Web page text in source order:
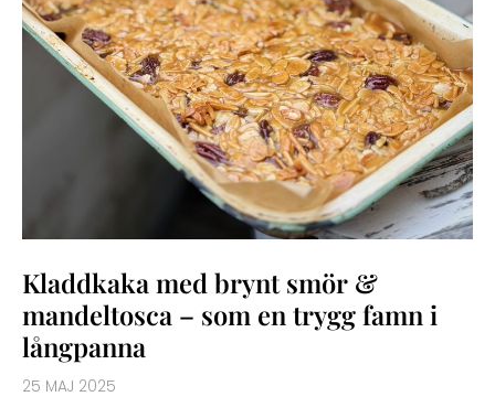
Kladdkaka med brynt smör &
mandeltosca – som en trygg famn i
långpanna
25 MAJ 2025